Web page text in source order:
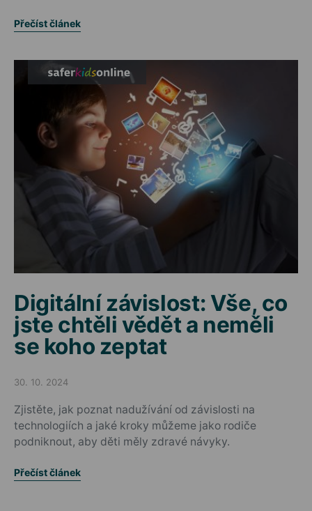
Přečíst článek
Digitální závislost: Vše, co
jste chtěli vědět a neměli
se koho zeptat
Posted on
30. 10. 2024
Zjistěte, jak poznat nadužívání od závislosti na
technologiích a jaké kroky můžeme jako rodiče
podniknout, aby děti měly zdravé návyky.
Přečíst článek